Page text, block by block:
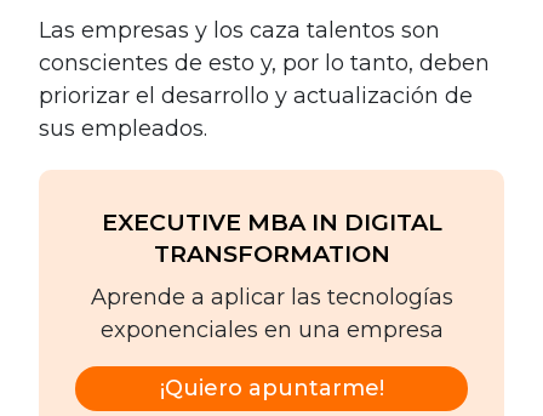
Las empresas y los caza talentos son
conscientes de esto y, por lo tanto, deben
priorizar el desarrollo y actualización de
sus empleados.
EXECUTIVE MBA IN DIGITAL
TRANSFORMATION
Aprende a aplicar las tecnologías
exponenciales en una empresa
¡Quiero apuntarme!